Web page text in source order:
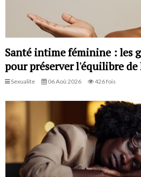
Santé intime féminine : les
pour préserver l'équilibre
Sexualite 06 Aoû 2026 426 fois